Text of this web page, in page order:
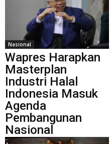
Nasional
Wapres Harapkan
Masterplan
Industri Halal
Indonesia Masuk
Agenda
Pembangunan
Nasional